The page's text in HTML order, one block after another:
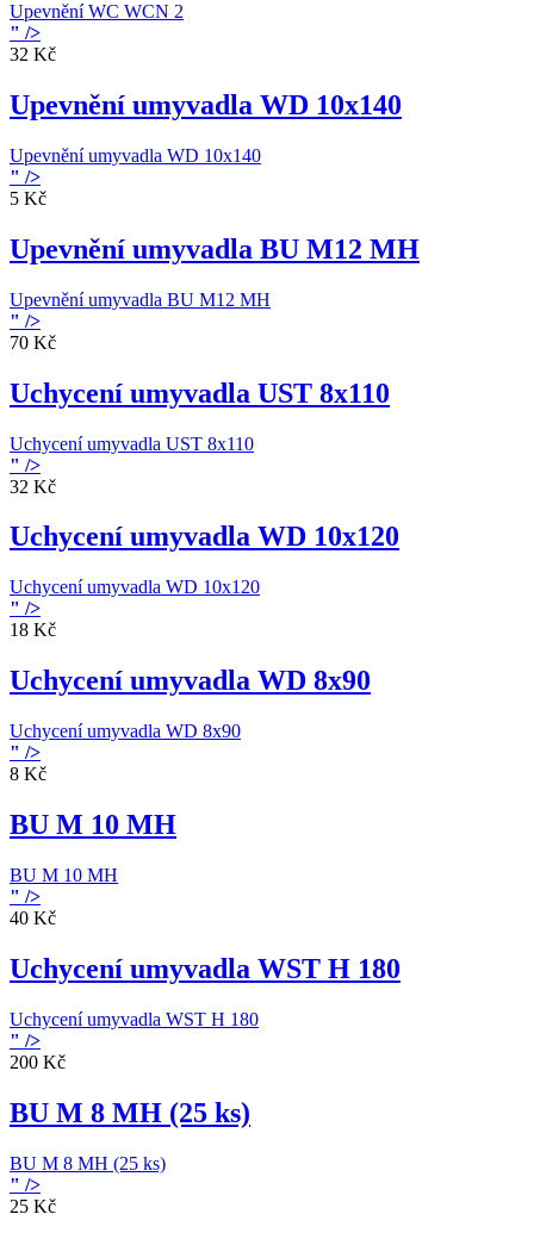
Upevnění WC WCN 2
" />
32 Kč
Upevnění umyvadla WD 10x140
Upevnění umyvadla WD 10x140
" />
5 Kč
Upevnění umyvadla BU M12 MH
Upevnění umyvadla BU M12 MH
" />
70 Kč
Uchycení umyvadla UST 8x110
Uchycení umyvadla UST 8x110
" />
32 Kč
Uchycení umyvadla WD 10x120
Uchycení umyvadla WD 10x120
" />
18 Kč
Uchycení umyvadla WD 8x90
Uchycení umyvadla WD 8x90
" />
8 Kč
BU M 10 MH
BU M 10 MH
" />
40 Kč
Uchycení umyvadla WST H 180
Uchycení umyvadla WST H 180
" />
200 Kč
BU M 8 MH (25 ks)
BU M 8 MH (25 ks)
" />
25 Kč